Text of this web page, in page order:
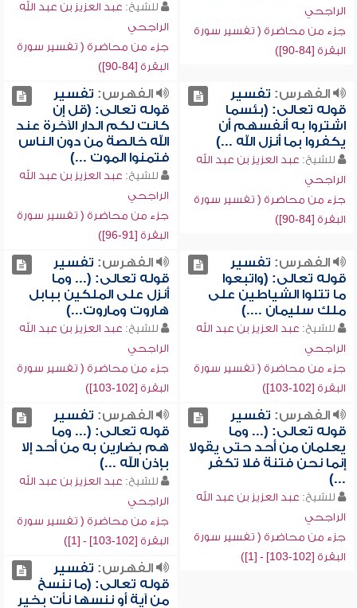
الراجحي
جزء من محاضرة ( تفسير سورة
البقرة [84-90])
للشيخ: عبد العزيز بن عبد الله
الراجحي
جزء من محاضرة ( تفسير سورة
البقرة [84-90])
الفهرس: تفسير
قوله تعالى: (بئسما
اشتروا به أنفسهم أن
يكفروا بما أنزل الله ...)
للشيخ: عبد العزيز بن عبد الله
الراجحي
جزء من محاضرة ( تفسير سورة
البقرة [84-90])
الفهرس: تفسير
قوله تعالى: (قل إن
كانت لكم الدار الآخرة عند
الله خالصة من دون الناس
فتمنوا الموت ...)
للشيخ: عبد العزيز بن عبد الله
الراجحي
جزء من محاضرة ( تفسير سورة
البقرة [91-96])
الفهرس: تفسير
قوله تعالى: (واتبعوا
ما تتلوا الشياطين على
ملك سليمان ....)
للشيخ: عبد العزيز بن عبد الله
الراجحي
جزء من محاضرة ( تفسير سورة
البقرة [102-103])
الفهرس: تفسير
قوله تعالى: (... وما
أنزل على الملكين ببابل
هاروت وماروت...)
للشيخ: عبد العزيز بن عبد الله
الراجحي
جزء من محاضرة ( تفسير سورة
البقرة [102-103])
الفهرس: تفسير
قوله تعالى: (... وما
يعلمان من أحد حتى يقولا
إنما نحن فتنة فلا تكفر
...)
للشيخ: عبد العزيز بن عبد الله
الراجحي
جزء من محاضرة ( تفسير سورة
البقرة [102-103] - [1])
الفهرس: تفسير
قوله تعالى: (... وما
هم بضارين به من أحد إلا
بإذن الله ...)
للشيخ: عبد العزيز بن عبد الله
الراجحي
جزء من محاضرة ( تفسير سورة
البقرة [102-103] - [1])
الفهرس: تفسير
قوله تعالى: (ما ننسخ
من آية أو ننسها نأت بخير